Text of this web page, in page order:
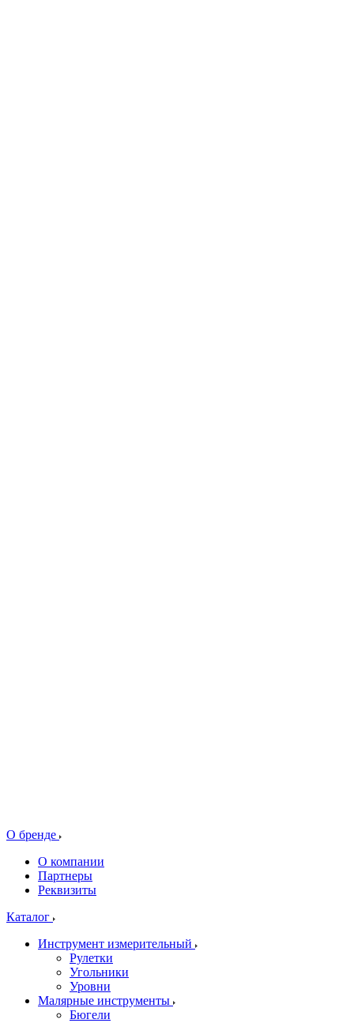
О бренде
О компании
Партнеры
Реквизиты
Каталог
Инструмент измерительный
Рулетки
Угольники
Уровни
Малярные инструменты
Бюгели